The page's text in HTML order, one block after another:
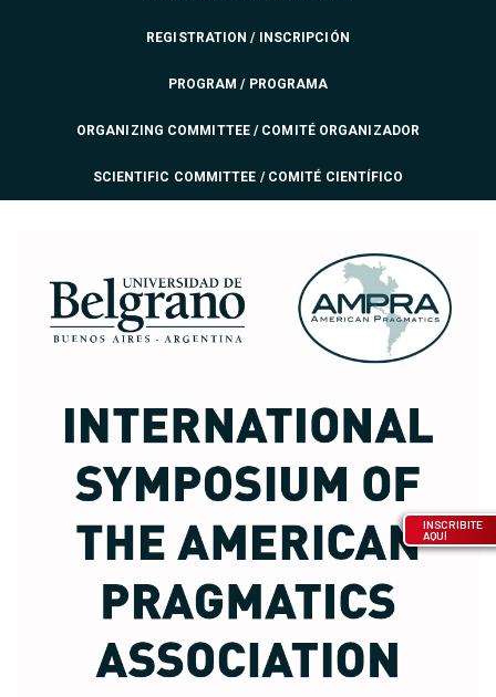
REGISTRATION / INSCRIPCIÓN
PROGRAM / PROGRAMA
ORGANIZING COMMITTEE / COMITÉ ORGANIZADOR
SCIENTIFIC COMMITTEE / COMITÉ CIENTÍFICO
INSCRIBITE
AQUÍ